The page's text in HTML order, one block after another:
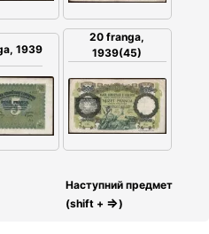
1939
20 franga,
1939(45)
Наступний предмет
(shift + ⇒)